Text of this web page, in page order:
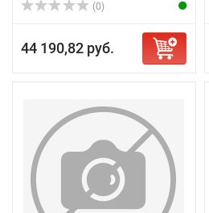
(0)
44 190,82 руб.